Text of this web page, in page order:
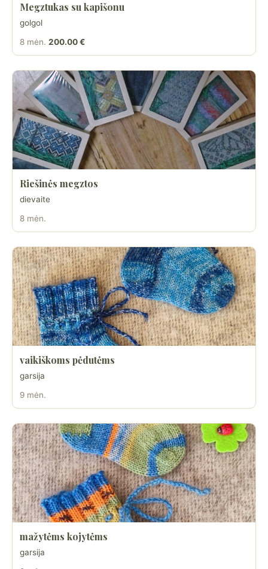
Megztukas su kapišonu
golgol
8 mėn. 200.00 €
Riešinės megztos
dievaite
8 mėn.
vaikiškoms pėdutėms
garsija
9 mėn.
mažytėms kojytėms
garsija